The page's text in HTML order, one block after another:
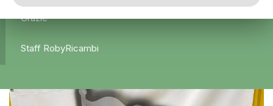
Grazie
Staff RobyRicambi